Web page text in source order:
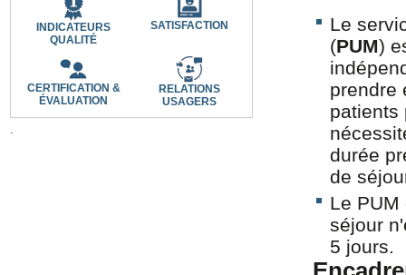
INDICATEURS
QUALITÉ
SATISFACTION
CERTIFICATION &
ÉVALUATION
RELATIONS
USAGERS
.
Le
(PUM)
prendre
patients
durée
de
Le
séjour
5 jours.